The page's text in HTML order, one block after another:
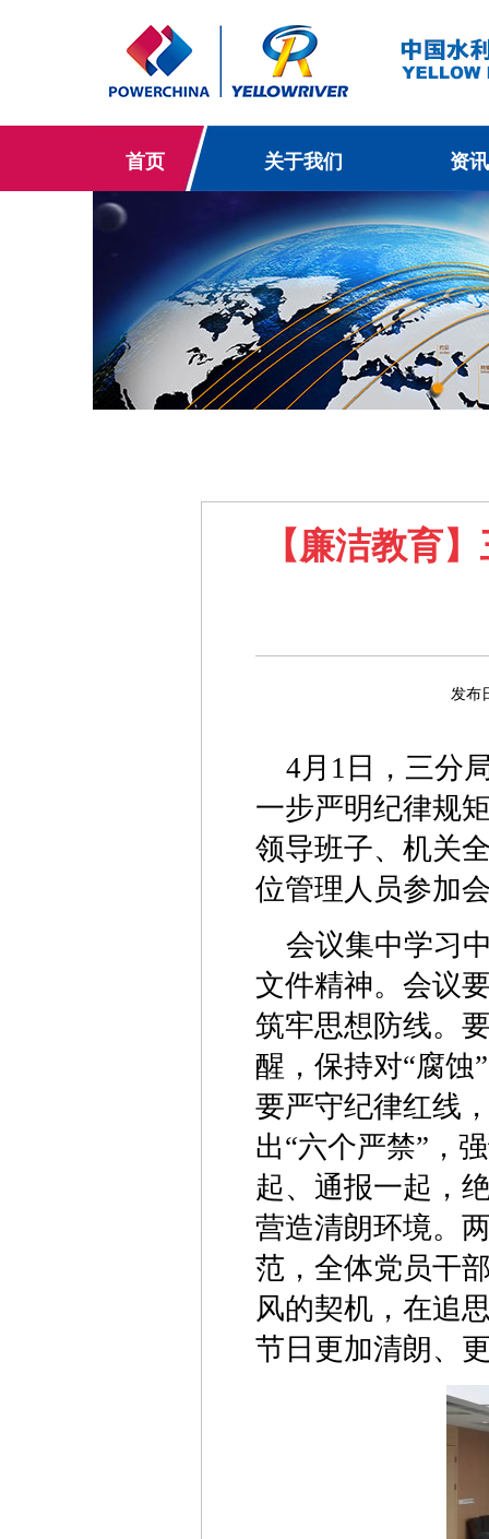
首页 关于我们 资
【廉洁教育
发布
4月1日，三分
一步严明纪律规
领导班子、机关
位管理人员参加
会议集中学习
文件精神。会议
筑牢思想防线。
醒，保持对“腐蚀
要严守纪律红线
出“六个严禁”，
起、通报一起，
营造清朗环境。
范，全体党员干
风的契机，在追
节日更加清朗、